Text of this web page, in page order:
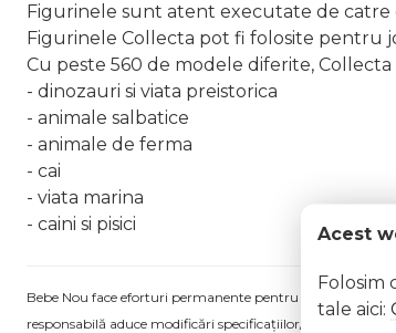
Figurinele sunt atent executate de catre
Figurinele Collecta pot fi folosite pentru
Cu peste 560 de modele diferite,
- dinozauri si viata preistorica
- animale salbatice
- animale de ferma
- cai
- viata marina
- caini si pisici
Bebe Nou face eforturi permanente pentru a păstra
responsabilă aduce modificări specificațiilor/etichetei
Acest
Folosim
tale aici: